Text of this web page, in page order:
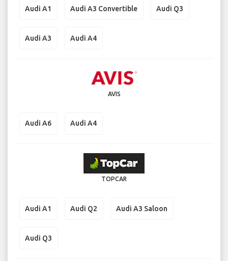
Audi A1 Audi A3 Convertible Audi Q3
Audi A3 Audi A4
AVIS
Audi A6 Audi A4
TOPCAR
Audi A1 Audi Q2 Audi A3 Saloon
Audi Q3